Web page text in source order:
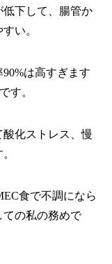
低下して、腸管か
い。
は高すぎます
す。
化ストレス、慢
食で不調になら
ての私の務めで